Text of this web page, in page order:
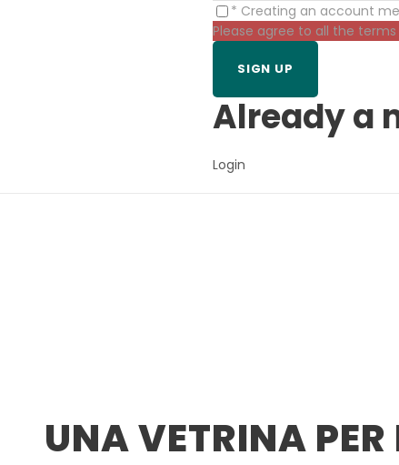
* Creating an account
Please agree to all the
Already a
Login
UNA VETRINA